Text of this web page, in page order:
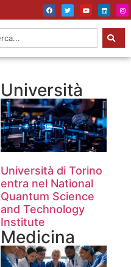
Università
Università di Torino
entra nel National
Quantum Science
and Technology
Institute
Medicina